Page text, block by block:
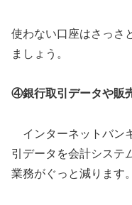
使わない口座はさっさ
ましょう。
④銀行取引データや販
インターネットバン
引データを会計システ
業務がぐっと減ります。